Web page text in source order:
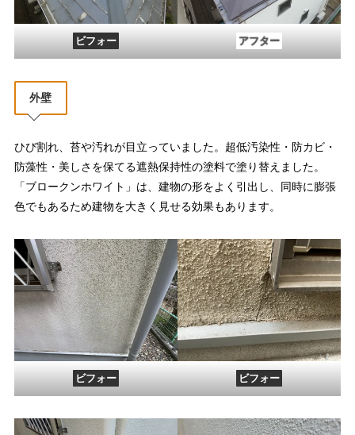
ビフォー アフター
外壁
ひび割れ、苔や汚れが目立っていました。超低汚染性・防カビ・
防藻性・美しさを保てる遮熱保持性の塗料で塗り替えました。
「ブロークンホワイト」は、建物の形をよく引出し、同時に膨張
色でもあるため建物を大きく見せる効果もあります。
ビフォー ビフォー